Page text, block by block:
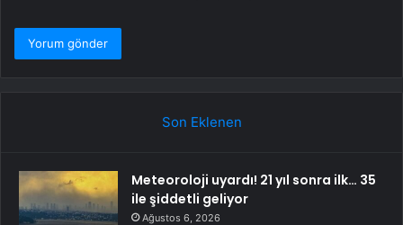
Son Eklenen
Meteoroloji uyardı! 21 yıl sonra ilk… 35
ile şiddetli geliyor
Ağustos 6, 2026